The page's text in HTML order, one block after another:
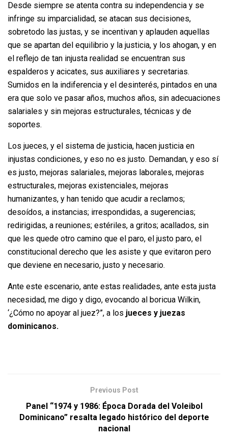
Desde siempre se atenta contra su independencia y se
infringe su imparcialidad, se atacan sus decisiones,
sobretodo las justas, y se incentivan y aplauden aquellas
que se apartan del equilibrio y la justicia, y los ahogan, y en
el reflejo de tan injusta realidad se encuentran sus
espalderos y acicates, sus auxiliares y secretarias.
Sumidos en la indiferencia y el desinterés, pintados en una
era que solo ve pasar años, muchos años, sin adecuaciones
salariales y sin mejoras estructurales, técnicas y de
soportes.
Los jueces, y el sistema de justicia, hacen justicia en
injustas condiciones, y eso no es justo. Demandan, y eso sí
es justo, mejoras salariales, mejoras laborales, mejoras
estructurales, mejoras existenciales, mejoras
humanizantes, y han tenido que acudir a reclamos;
desoídos, a instancias; irrespondidas, a sugerencias;
redirigidas, a reuniones; estériles, a gritos; acallados, sin
que les quede otro camino que el paro, el justo paro, el
constitucional derecho que les asiste y que evitaron pero
que deviene en necesario, justo y necesario.
Ante este escenario, ante estas realidades, ante esta justa
necesidad, me digo y digo, evocando al boricua Wilkin,
‘¿Cómo no apoyar al juez?”, a los jueces y juezas
dominicanos.
Previous Post
Panel “1974 y 1986: Época Dorada del Voleibol
Dominicano” resalta legado histórico del deporte
nacional